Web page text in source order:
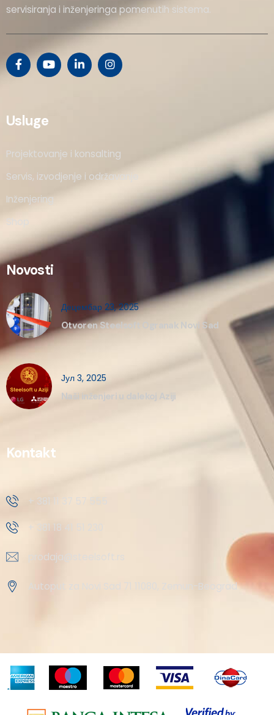
servisiranja i inženjeringa pomenutih sistema.
Usluge
Projektovanje i konsalting
Servis, izvodjenje i održavanje
Inženjering
Shop
Novosti
Децембар 23, 2025
Otvoren Steelsoft Ogranak Novi Sad
Јул 3, 2025
Naši inženjeri u dalekoj Aziji
Kontakt
+ 381 11 37 57 555
+ 381 18 41 51 230
prodaja@steelsoft.rs
Autoput za Novi Sad 71 11080, Zemun-Beograd